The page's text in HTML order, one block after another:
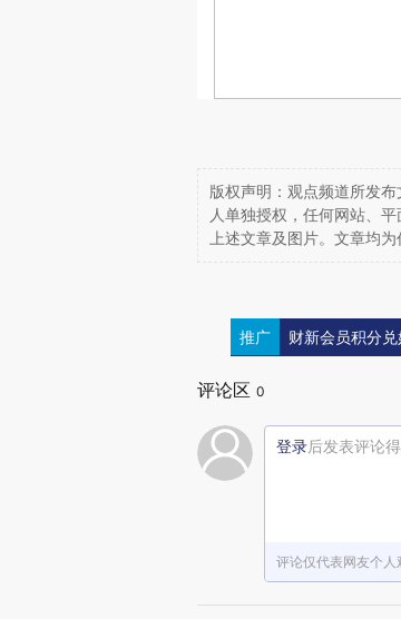
版权声明：观点频道所发
人单独授权，任何网站、
上述文章及图片。文章均为
推广 财新会员积分兑
评论区 0
登录后发表评论
评论仅代表网友个